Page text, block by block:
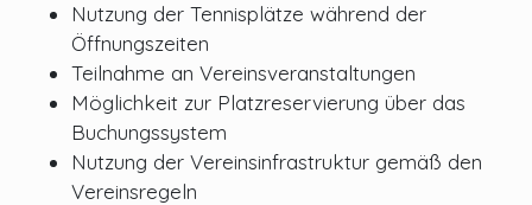
Nutzung der Tennisplätze während der
Öffnungszeiten
Teilnahme an Vereinsveranstaltungen
Möglichkeit zur Platzreservierung über das
Buchungssystem
Nutzung der Vereinsinfrastruktur gemäß den
Vereinsregeln